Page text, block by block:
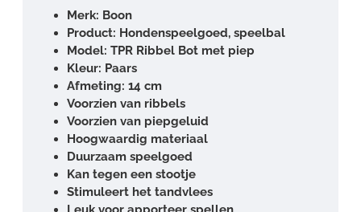
Merk: Boon
Product: Hondenspeelgoed, speelbal
Model: TPR Ribbel Bot met piep
Kleur: Paars
Afmeting: 14 cm
Voorzien van ribbels
Voorzien van piepgeluid
Hoogwaardig materiaal
Duurzaam speelgoed
Kan tegen een stootje
Stimuleert het tandvlees